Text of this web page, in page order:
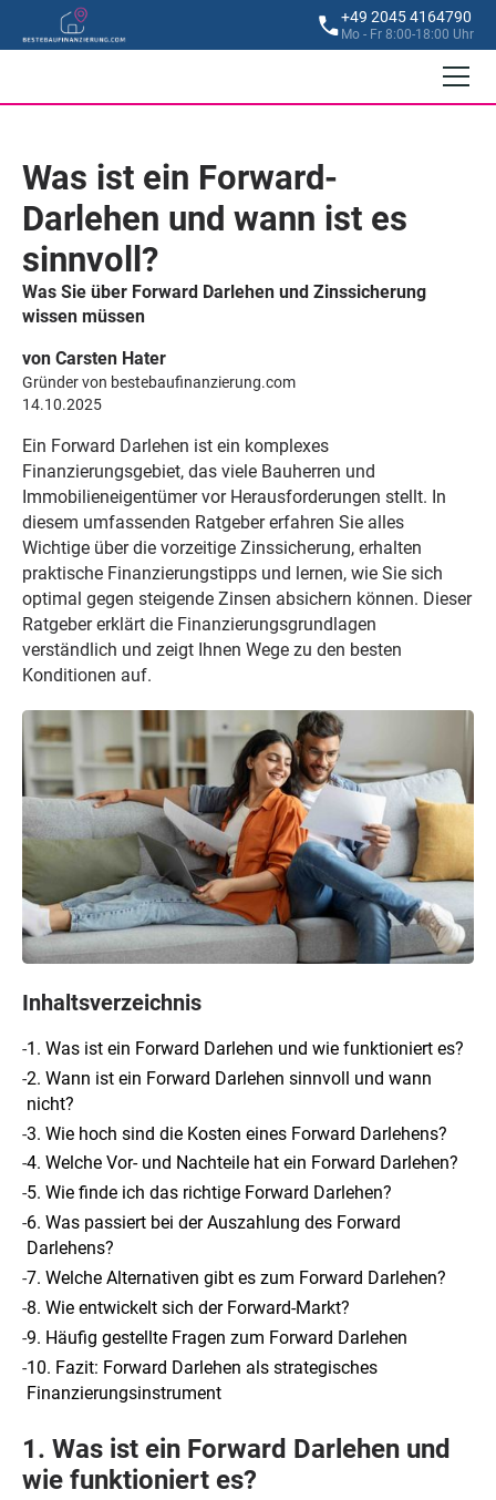
+49 2045 4164790
Mo - Fr 8:00-18:00 Uhr
Was ist ein Forward-
Darlehen und wann ist es
sinnvoll?
Was Sie über Forward Darlehen und Zinssicherung
wissen müssen
von Carsten Hater
Gründer von bestebaufinanzierung.com
14.10.2025
Ein Forward Darlehen ist ein komplexes
Finanzierungsgebiet, das viele Bauherren und
Immobilieneigentümer vor Herausforderungen stellt. In
diesem umfassenden Ratgeber erfahren Sie alles
Wichtige über die vorzeitige Zinssicherung, erhalten
praktische Finanzierungstipps und lernen, wie Sie sich
optimal gegen steigende Zinsen absichern können. Dieser
Ratgeber erklärt die Finanzierungsgrundlagen
verständlich und zeigt Ihnen Wege zu den besten
Konditionen auf.
Inhaltsverzeichnis
-1. Was ist ein Forward Darlehen und wie funktioniert es?
-2. Wann ist ein Forward Darlehen sinnvoll und wann
nicht?
-3. Wie hoch sind die Kosten eines Forward Darlehens?
-4. Welche Vor- und Nachteile hat ein Forward Darlehen?
-5. Wie finde ich das richtige Forward Darlehen?
-6. Was passiert bei der Auszahlung des Forward
Darlehens?
-7. Welche Alternativen gibt es zum Forward Darlehen?
-8. Wie entwickelt sich der Forward-Markt?
-9. Häufig gestellte Fragen zum Forward Darlehen
-10. Fazit: Forward Darlehen als strategisches
Finanzierungsinstrument
1. Was ist ein Forward Darlehen und
wie funktioniert es?